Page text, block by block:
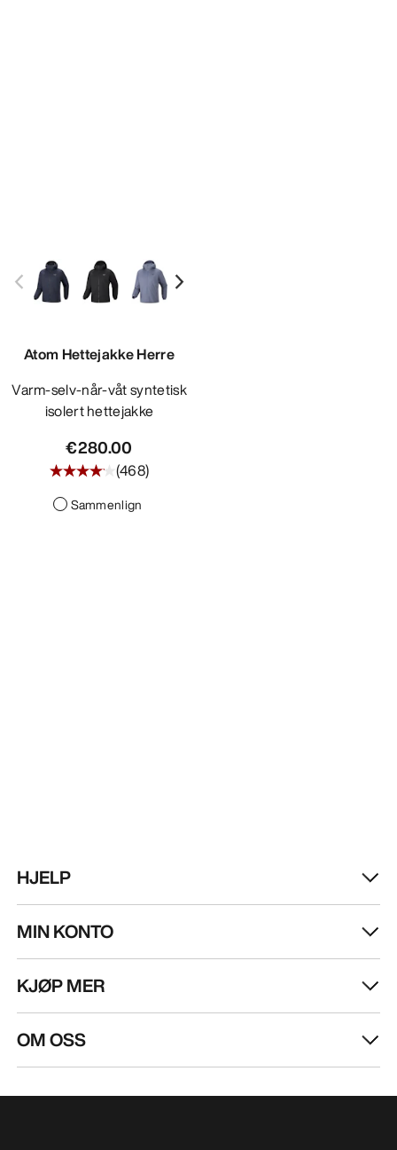
Atom Hettejakke Herre
Varm-selv-når-våt syntetisk
isolert hettejakke
€280.00
(468)
Sammenlign
HJELP
MIN KONTO
KJØP MER
OM OSS